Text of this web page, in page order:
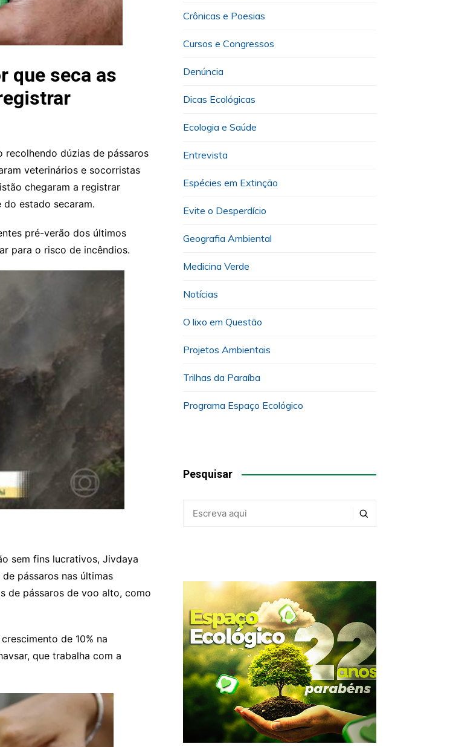
que seca as
recolhendo dúzias de pássaros
veterinários e socorristas
chegaram a registrar
estado secaram.
pré-verão dos últimos
para o risco de incêndios.
sem fins lucrativos, Jivdaya
pássaros nas últimas
de pássaros de voo alto, como
de 10% na
que trabalha com a
Crônicas e Poesias
Cursos e Congressos
Denúncia
Dicas Ecológicas
Ecologia e Saúde
Entrevista
Espécies em Extinção
Evite o Desperdício
Geografia Ambiental
Medicina Verde
Notícias
O lixo em Questão
Projetos Ambientais
Trilhas da Paraíba
Programa Espaço Ecológico
Pesquisar